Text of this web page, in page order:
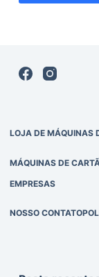
LOJA DE MÁQUINAS
MÁQUINAS DE
EMPRESAS
NOSSO CONTATO